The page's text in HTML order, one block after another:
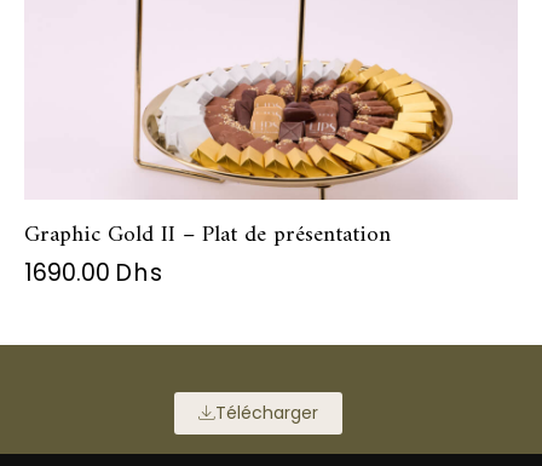
Graphic Gold II – Plat de présentation
1690.00 Dhs
Télécharger